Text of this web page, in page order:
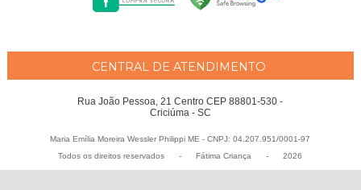
CENTRAL DE ATENDIMENTO
Rua João Pessoa, 21 Centro CEP 88801-530 -
Criciúma - SC
Maria Emília Moreira Wessler Philippi ME - CNPJ: 04.207.951/0001-97
Todos os direitos reservados
- Fátima Criança - 2026